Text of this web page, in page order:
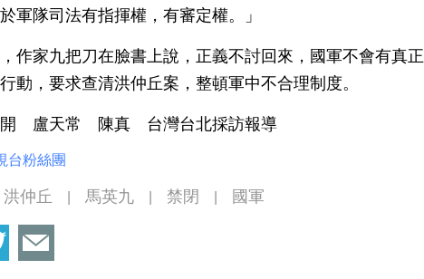
軍隊司法有指揮權，有審定權。」
作家九把刀在臉書上說，正義不討回來，國軍不會有真正
動，要求查清洪仲丘案，整頓軍中不合理制度。
盧天常 陳真 台灣台北採訪報導
台粉絲團
洪仲丘 馬英九 禁閉 國軍